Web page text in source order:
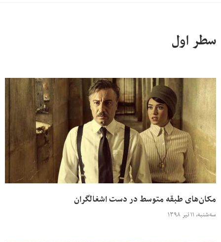
سطر اول
مکان‌های طبقه متوسط در دست اشغالگران
سه‌شنبه، ۱۱ تیر ۱۳۹۸